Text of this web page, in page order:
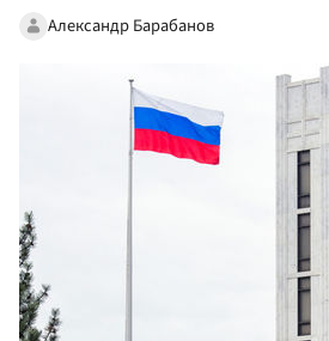
Александр Барабанов